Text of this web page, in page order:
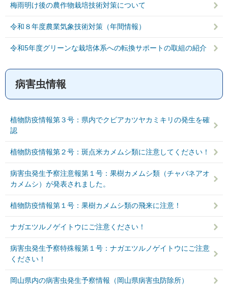
梅雨明け後の農作物栽培技術対策について
令和８年度農業気象技術対策（年間情報）
令和5年度グリーンな栽培体系への転換サポートの取組の紹介
病害虫情報
植物防疫情報第３号：県内でクビアカツヤカミキリの発生を確
認
植物防疫情報第２号：斑点米カメムシ類に注意してください！
病害虫発生予察注意報第１号：果樹カメムシ類（チャバネアオ
カメムシ）が発表されました。
植物防疫情報第１号：果樹カメムシ類の飛来に注意！
ナガエツルノゲイトウにご注意ください！
病害虫発生予察特殊報第１号：ナガエツルノゲイトウにご注意
ください！
岡山県内の病害虫発生予察情報（岡山県病害虫防除所）